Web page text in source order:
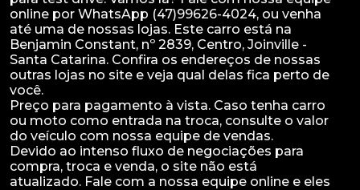
online por WhatsApp (47)99626-4024, ou venha
até uma de nossas lojas. Este carro está na
Benjamin Constant, nº 2839, Centro, Joinville -
Santa Catarina. Confira os endereços de nossas
outras lojas no site e veja qual delas fica perto de
você.
Preço para pagamento à vista. Caso tenha carro
ou moto como entrada na troca, consulte o valor
do veículo com nossa equipe de vendas.
Devido ao intenso fluxo de negociações para
compra, troca e venda, o site não está
atualizado. Fale com a nossa equipe online e eles